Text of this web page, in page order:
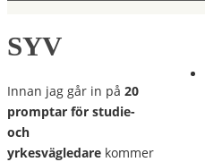
SYV
Innan jag går in på 20
promptar för studie-
och
yrkesvägledare kommer